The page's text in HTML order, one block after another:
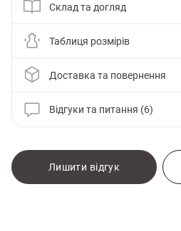
Склад та догляд
Таблиця розмірів
Доставка та повернення
Відгуки та питання (6)
Лишити відгук